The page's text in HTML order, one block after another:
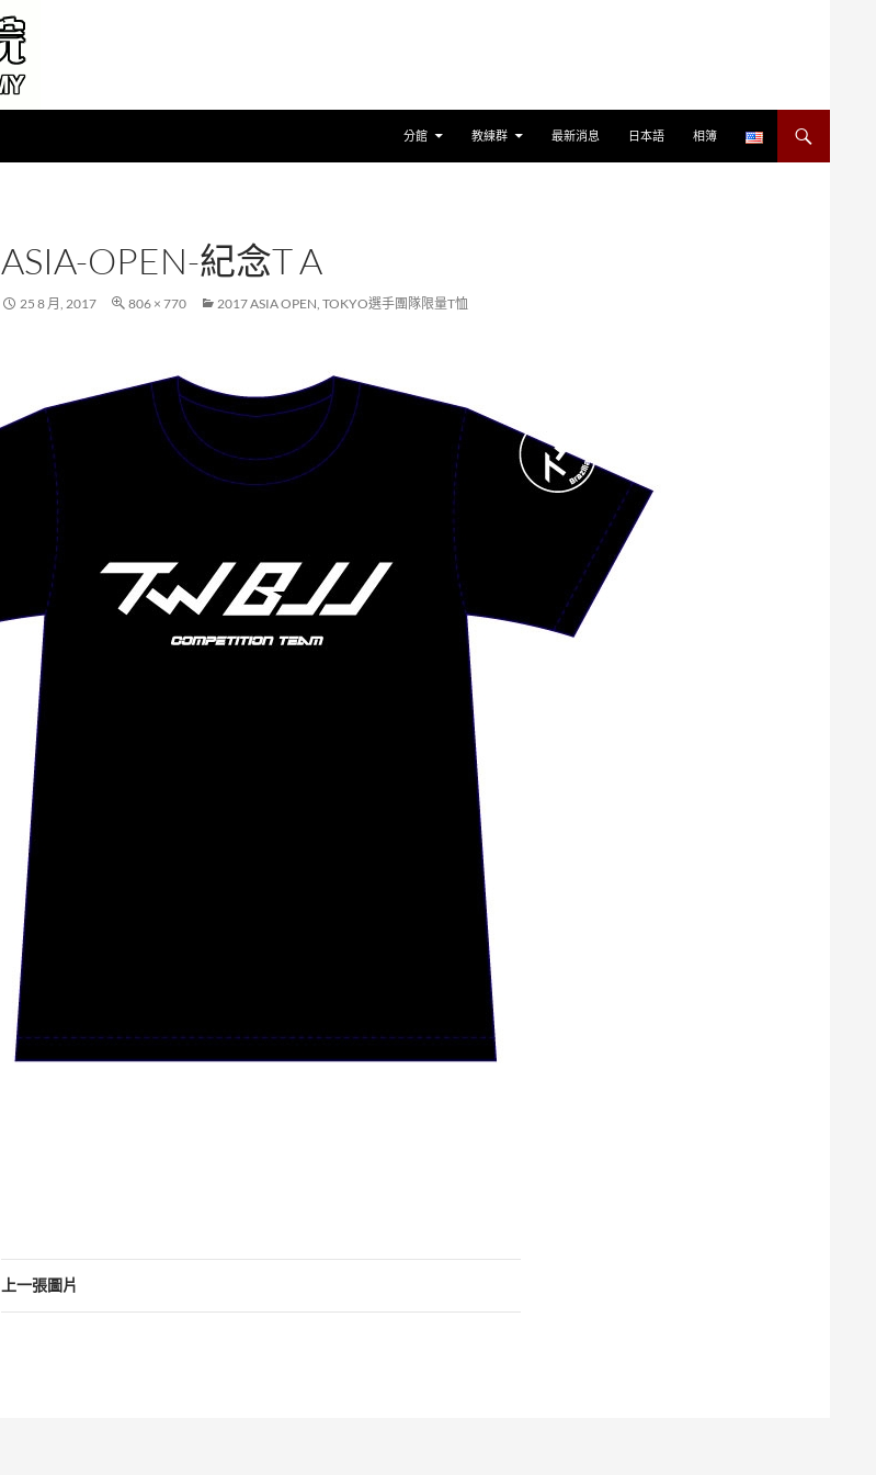
分館 教練群 最新消息 日本語 相簿
ASIA-OPEN-紀念T A
25 8 月, 2017 806 × 770 2017 ASIA OPEN, TOKYO選手團隊限量T恤
上一張圖片